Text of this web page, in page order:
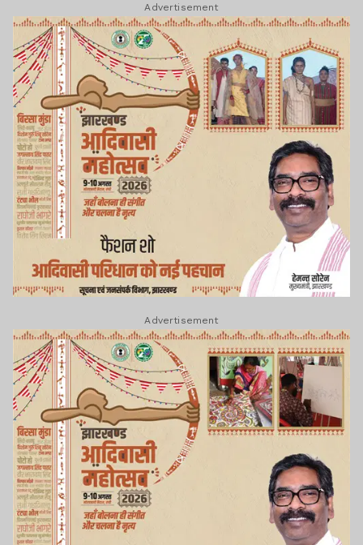
Advertisement
Advertisement